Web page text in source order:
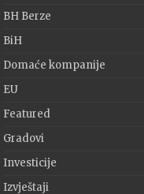
BH Berze
BiH
Domaće kompanije
EU
Featured
Gradovi
Investicije
Izvještaji